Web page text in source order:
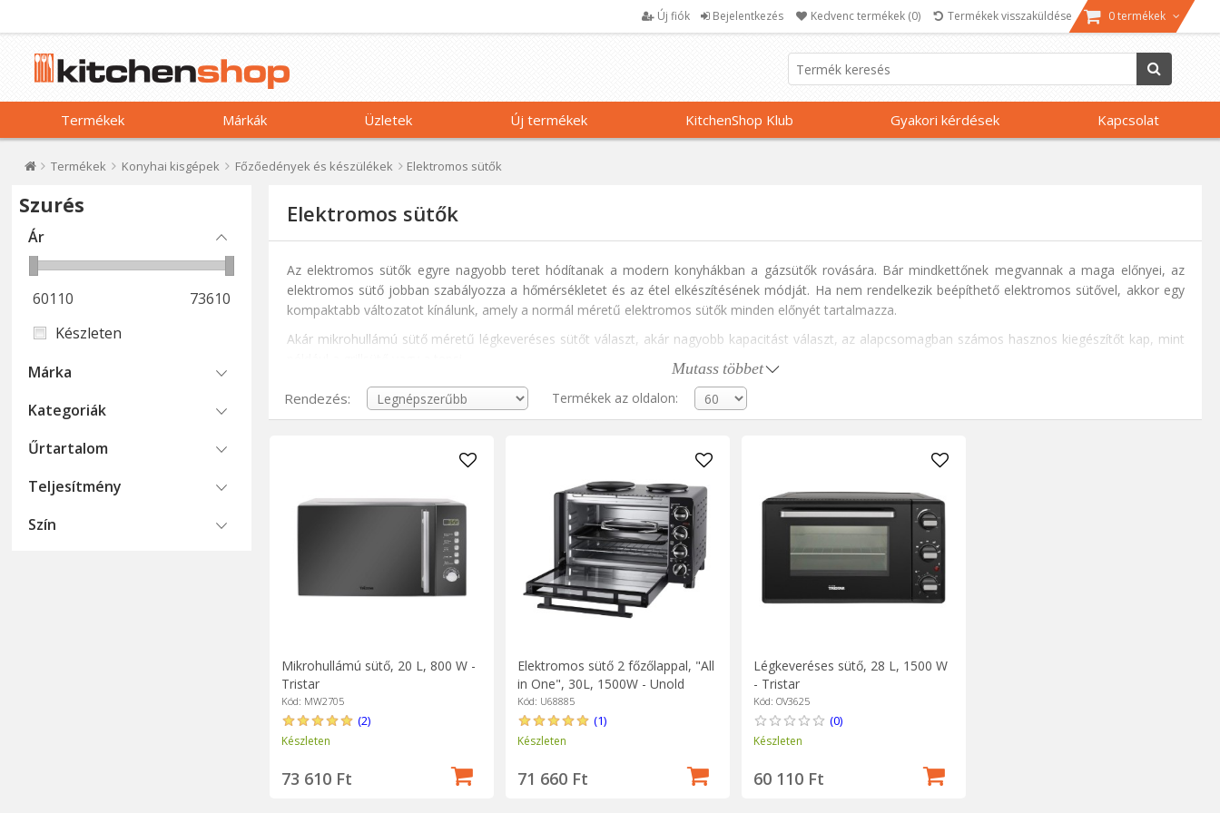
Új fiók Bejelentkezés Kedvenc termékek (0) Termékek visszaküldése 0 termékek
Termékek Márkák Üzletek Új termékek KitchenShop Klub Gyakori kérdések Kapcsolat
Termékek Konyhai kisgépek Főzőedények és készülékek Elektromos sütők
Szurés
Ár
60110
73610
Készleten
Márka
Kategoriák
Űrtartalom
Teljesítmény
Szín
Elektromos sütők
Az elektromos sütők egyre nagyobb teret hódítanak a modern konyhákban a gázsütők rovására. Bár mindkettőnek megvannak a maga előnyei, az
elektromos sütő jobban szabályozza a hőmérsékletet és az étel elkészítésének módját. Ha nem rendelkezik beépíthető elektromos sütővel, akkor egy
kompaktabb változatot kínálunk, amely a normál méretű elektromos sütők minden előnyét tartalmazza.
Akár mikrohullámú sütő méretű légkeveréses sütőt választ, akár nagyobb kapacitást választ, az alapcsomagban számos hasznos kiegészítőt kap, mint
A konvekciós funkció, amely egyenletesen osztja el a meleg levegőt, vagy a leolvasztási és pörkölési funkciók olyan szempontok, amelyeket figyelembe
kell venni a döntés meghozatalakor.
Mutass többet
Rendezés: Termékek az oldalon:
Mikrohullámú sütő, 20 L, 800 W -
Tristar
Kód: MW2705
(2)
Készleten
73 610 Ft
Elektromos sütő 2 főzőlappal, "All
in One", 30L, 1500W - Unold
Kód: U68885
(1)
Készleten
71 660 Ft
Légkeveréses sütő, 28 L, 1500 W
- Tristar
Kód: OV3625
(0)
Készleten
60 110 Ft